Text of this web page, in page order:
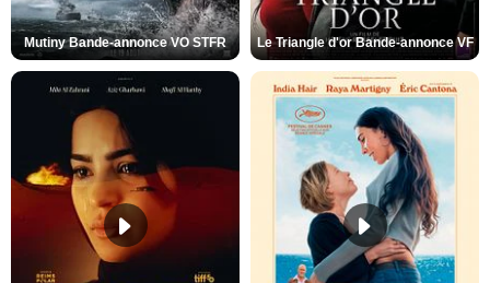
Mutiny Bande-annonce VO STFR Le Triangle d'or Bande-annonce VF